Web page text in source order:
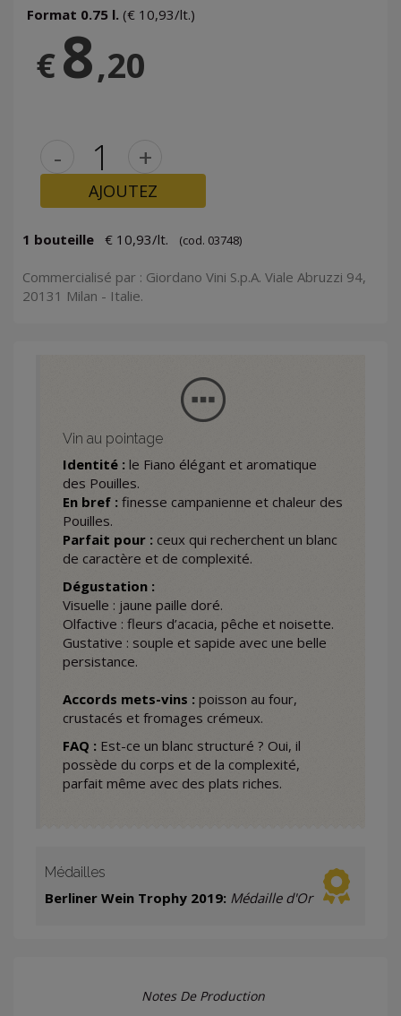
Format 0.75 l. (€ 10,93/lt.)
€8,20
- +
AJOUTEZ
1 bouteille € 10,93/lt. (cod. 03748)
Commercialisé par : Giordano Vini S.p.A. Viale Abruzzi 94,
20131 Milan - Italie.
Vin au pointage
Identité : le Fiano élégant et aromatique
des Pouilles.
En bref : finesse campanienne et chaleur des
Pouilles.
Parfait pour : ceux qui recherchent un blanc
de caractère et de complexité.
Dégustation :
Visuelle : jaune paille doré.
Olfactive : fleurs d’acacia, pêche et noisette.
Gustative : souple et sapide avec une belle
persistance.
Accords mets-vins : poisson au four,
crustacés et fromages crémeux.
FAQ : Est-ce un blanc structuré ? Oui, il
possède du corps et de la complexité,
parfait même avec des plats riches.
Médailles
Berliner Wein Trophy 2019: Médaille d'Or
Notes De Production